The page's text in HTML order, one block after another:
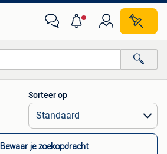
Alle afstanden…
Sorteer op
Bewaar je zoekopdracht